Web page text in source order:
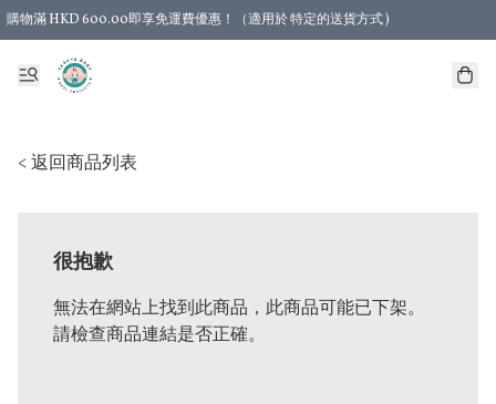
購物滿 HKD 600.00即享免運費優惠！（適用於 特定的送貨方式 )
< 返回商品列表
很抱歉
無法在網站上找到此商品，此商品可能已下架。
請檢查商品連結是否正確。